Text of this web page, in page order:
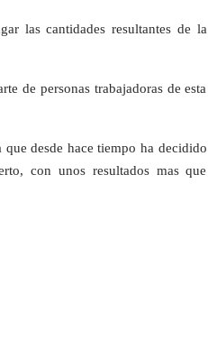
las cantidades resultantes de la
de personas trabajadoras de esta
desde hace tiempo ha decidido
con unos resultados mas que